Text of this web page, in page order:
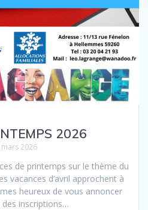
2026
mars 2026
de printemps sur le thème du
vacances d’avril approchent à
heureux de vous annoncer
des inscriptions…